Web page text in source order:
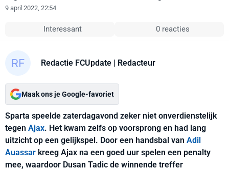
9 april 2022, 22:54
Interessant 0 reacties
Redactie FCUpdate | Redacteur
Maak ons je Google-favoriet
Sparta speelde zaterdagavond zeker niet onverdienstelijk
tegen Ajax. Het kwam zelfs op voorsprong en had lang
uitzicht op een gelijkspel. Door een handsbal van Adil
Auassar kreeg Ajax na een goed uur spelen een penalty
mee, waardoor Dusan Tadic de winnende treffer